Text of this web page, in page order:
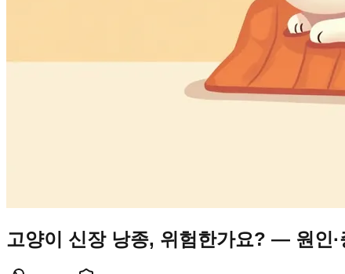
고양이 신장 낭종, 위험한가요? — 원인·